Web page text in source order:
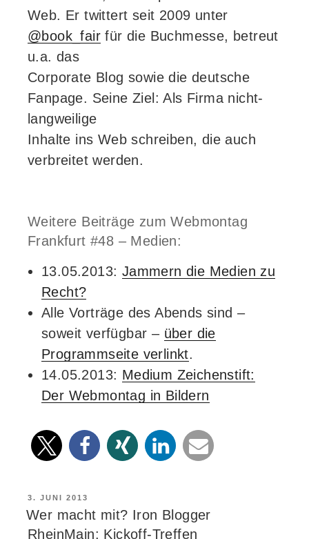
Web. Er twittert seit 2009 unter
@book_fair für die Buchmesse, betreut
u.a. das
Corporate Blog sowie die deutsche
Fanpage. Seine Ziel: Als Firma nicht-
langweilige
Inhalte ins Web schreiben, die auch
verbreitet werden.
Weitere Beiträge zum Webmontag
Frankfurt #48 – Medien:
13.05.2013: Jammern die Medien zu
Recht?
Alle Vorträge des Abends sind –
soweit verfügbar – über die
Programmseite verlinkt.
14.05.2013: Medium Zeichenstift:
Der Webmontag in Bildern
VERÖFFENTLICHT
AM
3. JUNI 2013
Wer macht mit? Iron Blogger
RheinMain: Kickoff-Treffen